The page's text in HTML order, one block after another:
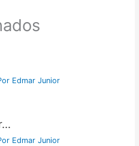
Edmar Junior
Edmar Junior